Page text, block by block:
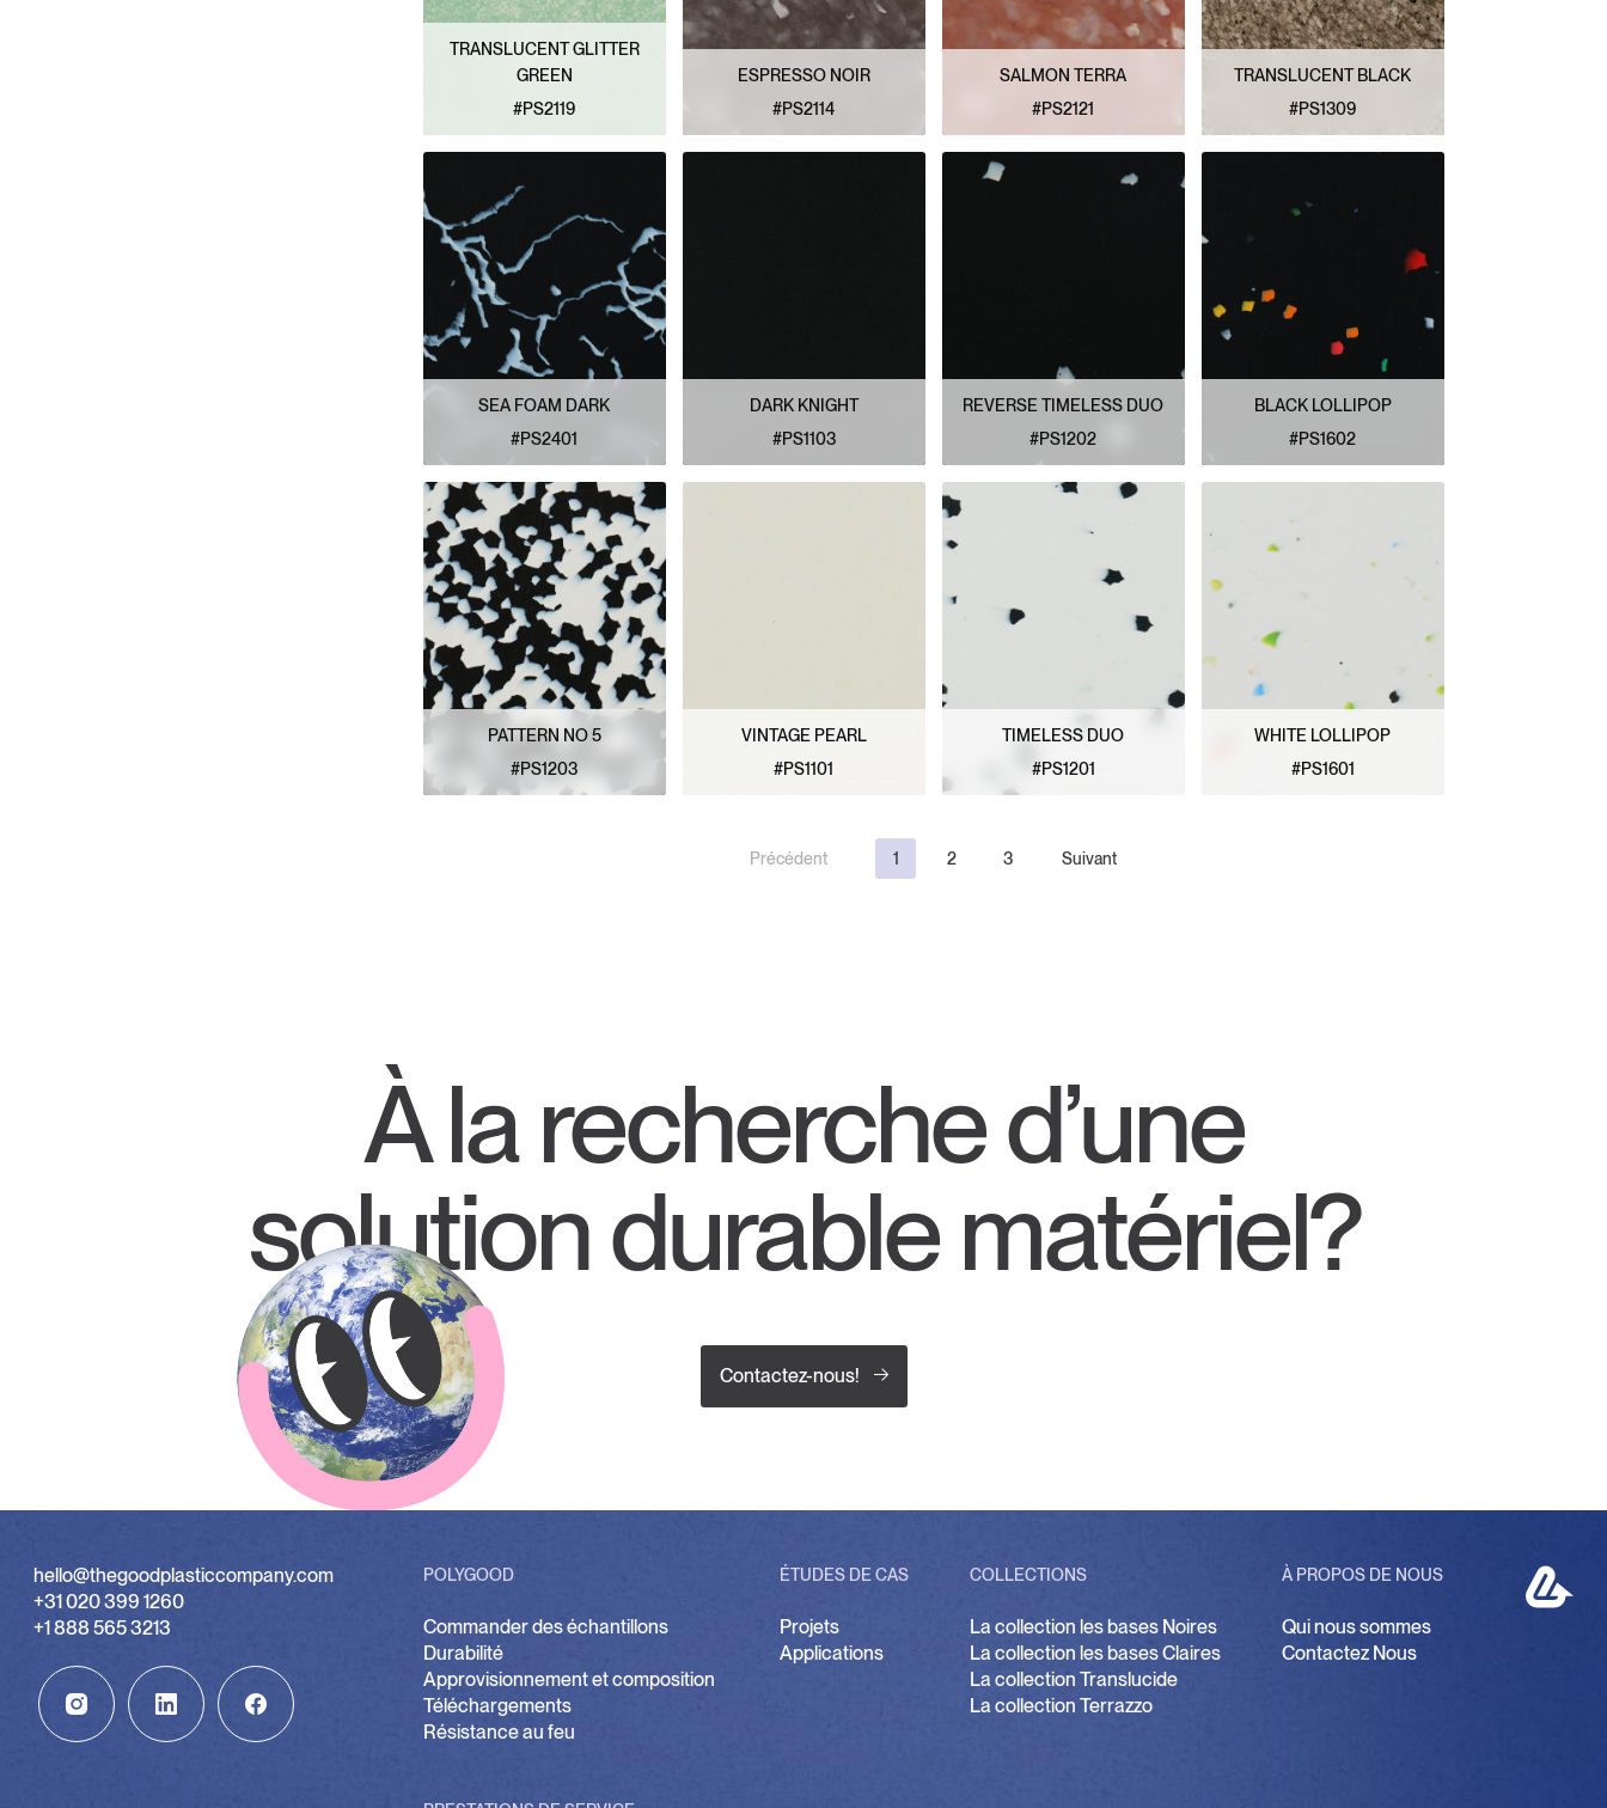
TRANSLUCENT GLITTER
GREEN
#PS2119
VOIR LE MODÈLE
ESPRESSO NOIR
#PS2114
VOIR LE MODÈLE
SALMON TERRA
#PS2121
VOIR LE MODÈLE
TRANSLUCENT BLACK
#PS1309
VOIR LE MODÈLE
SEA FOAM DARK
#PS2401
VOIR LE MODÈLE
DARK KNIGHT
#PS1103
VOIR LE MODÈLE
REVERSE TIMELESS DUO
#PS1202
VOIR LE MODÈLE
BLACK LOLLIPOP
#PS1602
VOIR LE MODÈLE
PATTERN NO 5
#PS1203
VINTAGE PEARL
#PS1101
TIMELESS DUO
#PS1201
WHITE LOLLIPOP
#PS1601
Précédent 1 2 3 Suivant
À la recherche d’une
solution durable matériel?
Contactez-nous!
hello@thegoodplasticcompany.com
+31 020 399 1260
+1 888 565 3213
POLYGOOD
Commander des échantillons
Durabilité
Approvisionnement et composition
Téléchargements
Résistance au feu
ÉTUDES DE CAS
Projets
Applications
COLLECTIONS
La collection les bases Noires
La collection les bases Claires
La collection Translucide
La collection Terrazzo
À PROPOS DE NOUS
Qui nous sommes
Contactez Nous